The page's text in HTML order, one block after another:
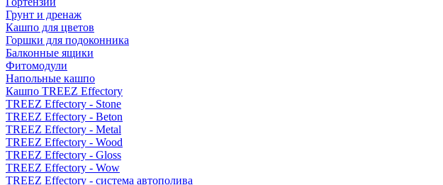
Грунт и дренаж
Кашпо для цветов
Горшки для подоконника
Балконные ящики
Фитомодули
Напольные кашпо
Кашпо TREEZ Effectory
TREEZ Effectory - Stone
TREEZ Effectory - Beton
TREEZ Effectory - Metal
TREEZ Effectory - Wood
TREEZ Effectory - Gloss
TREEZ Effectory - Wow
TREEZ Effectory - система автополива